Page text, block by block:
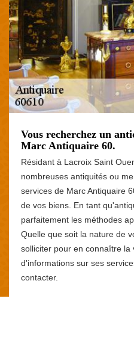
Vous recherchez un
Marc Antiquaire 60.
Résidant à Lacroix Saint
nombreuses antiquités ou
services de Marc Antiquaire
de vos biens. En tant
parfaitement les méthodes
Quelle que soit la nature de
solliciter pour en connaître la
d'informations sur ses
contacter.